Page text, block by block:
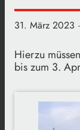
31. März 2023
Hierzu
bis zum 3.